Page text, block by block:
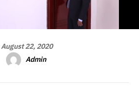
August 22, 2020
Admin